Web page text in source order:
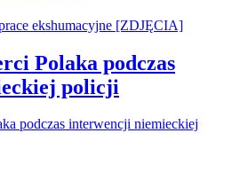
Polaka podczas
policji